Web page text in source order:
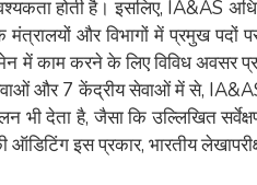
होती है। इसलिए, IA&AS
और विभागों में प्रमुख
करने के लिए विविध अवसर
और 7 केंद्रीय सेवाओं में से,
देता है, जैसा कि उल्लिखित
ऑडिटिंग इस प्रकार, भारतीय